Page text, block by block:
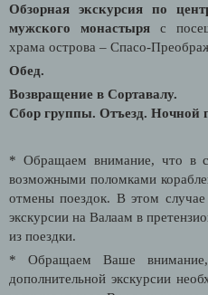
Обзорная экскурсия по
мужского монастыря с
храма острова – Спасо-
Обед.
Возвращение в Сортавалу.
Сбор группы. Отъезд. Ночной
* Обращаем внимание, что в
возможными поломками
отмены поездок. В этом случае
экскурсии на Валаам в
из поездки.
* Обращаем Ваше
дополнительной экскурсии